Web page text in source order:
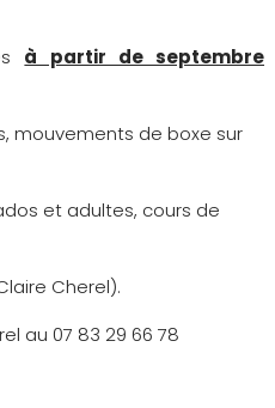
à partir de septembre
mouvements de boxe sur
et adultes, cours de
Cherel).
au 07 83 29 66 78